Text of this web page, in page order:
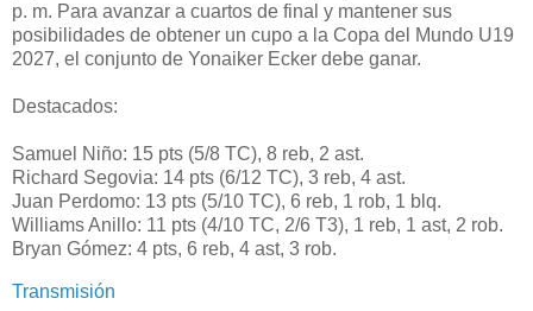
p. m. Para avanzar a cuartos de final y mantener sus
posibilidades de obtener un cupo a la Copa del Mundo U19
2027, el conjunto de Yonaiker Ecker debe ganar.
Destacados:
Samuel Niño: 15 pts (5/8 TC), 8 reb, 2 ast.
Richard Segovia: 14 pts (6/12 TC), 3 reb, 4 ast.
Juan Perdomo: 13 pts (5/10 TC), 6 reb, 1 rob, 1 blq.
Williams Anillo: 11 pts (4/10 TC, 2/6 T3), 1 reb, 1 ast, 2 rob.
Bryan Gómez: 4 pts, 6 reb, 4 ast, 3 rob.
Transmisión